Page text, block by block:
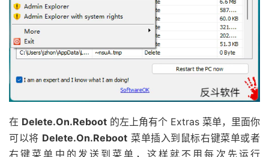
在 Delete.On.Reboot 的左上角有个 Extras 菜单，里面你
可以将 Delete.On.Reboot 菜单插入到鼠标右键菜单或者
右键菜单中的发送到菜单，这样就不用每次先运行